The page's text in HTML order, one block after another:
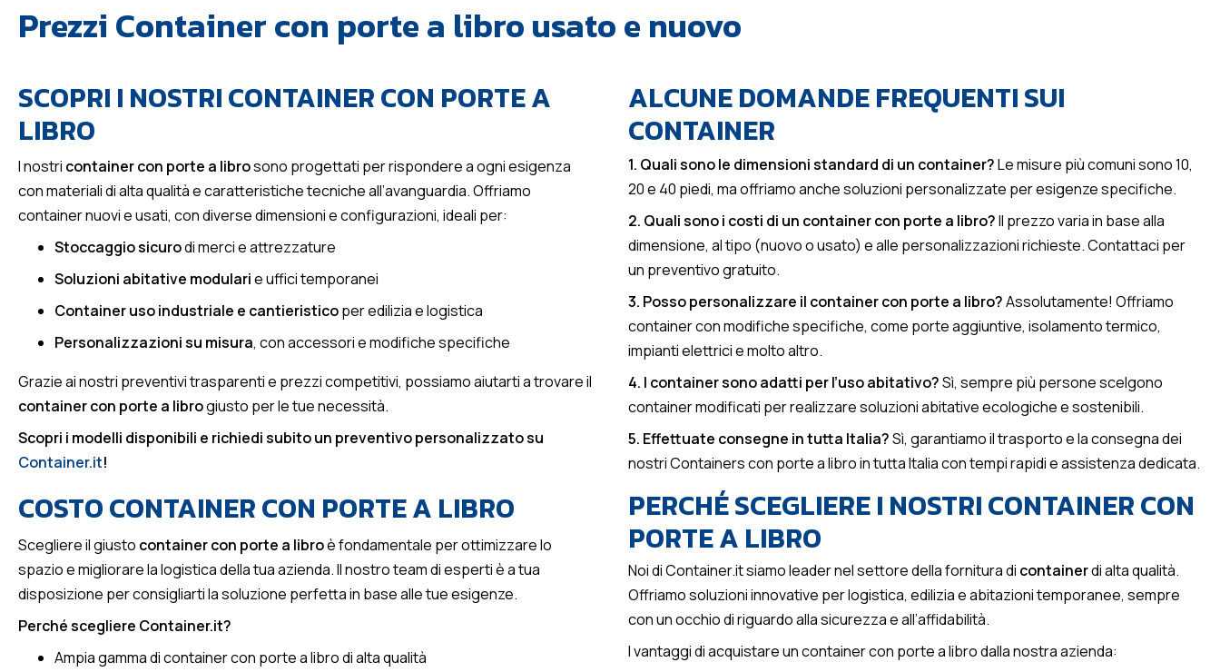
Prezzi Container con porte a libro usato e nuovo
SCOPRI I NOSTRI CONTAINER CON PORTE A
LIBRO
I nostri container con porte a librosono progettati per rispondere a ogni esigenza
con materiali di alta qualità e caratteristiche tecniche all’avanguardia. Offriamo
container nuovi e usati, con diverse dimensioni e configurazioni, ideali per:
Stoccaggio sicurodi merci e attrezzature
Soluzioni abitative modularie uffici temporanei
Container uso industriale e cantieristicoper edilizia e logistica
Personalizzazioni su misura, con accessori e modifiche specifiche
Grazie ai nostri preventivi trasparenti e prezzi competitivi, possiamo aiutarti a trovare il
container con porte a librogiusto per le tue necessità.
Scopri i modelli disponibili e richiedi subito un preventivo personalizzato su
Container.it!
COSTO CONTAINER CON PORTE A LIBRO
Scegliere il giusto container con porte a libroè fondamentale per ottimizzare lo
spazio e migliorare la logistica della tua azienda. Il nostro team di esperti è a tua
disposizione per consigliarti la soluzione perfetta in base alle tue esigenze.
Perché scegliere Container.it?
Ampia gamma di container con porte a libro di alta qualità
ALCUNE DOMANDE FREQUENTI SUI
CONTAINER
1. Quali sono le dimensioni standard di un container?Le misure più comuni sono 10,
20 e 40 piedi, ma offriamo anche soluzioni personalizzate per esigenze specifiche.
2. Quali sono i costi di un container con porte a libro?Il prezzo varia in base alla
dimensione, al tipo (nuovo o usato) e alle personalizzazioni richieste. Contattaci per
un preventivo gratuito.
3. Posso personalizzare il container con porte a libro?Assolutamente! Offriamo
container con modifiche specifiche, come porte aggiuntive, isolamento termico,
impianti elettrici e molto altro.
4. I container sono adatti per l’uso abitativo?Sì, sempre più persone scelgono
container modificati per realizzare soluzioni abitative ecologiche e sostenibili.
5. Effettuate consegne in tutta Italia?Sì, garantiamo il trasporto e la consegna dei
nostri Containers con porte a libro in tutta Italia con tempi rapidi e assistenza dedicata.
PERCHÉ SCEGLIERE I NOSTRI CONTAINER CON
PORTE A LIBRO
Noi di Container.it siamo leader nel settore della fornitura di containerdi alta qualità.
Offriamo soluzioni innovative per logistica, edilizia e abitazioni temporanee, sempre
con un occhio di riguardo alla sicurezza e all’affidabilità.
I vantaggi di acquistare un container con porte a libro dalla nostra azienda: